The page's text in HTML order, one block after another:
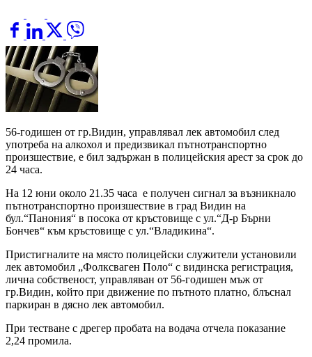
56-годишен от гр.Видин, управлявал лек автомобил след
употреба на алкохол и предизвикал пътнотранспортно
произшествие, е бил задържан в полицейския арест за срок до
24 часа.
На 12 юни около 21.35 часа е получен сигнал за възникнало
пътнотранспортно произшествие в град Видин на
бул.“Панония“ в посока от кръстовище с ул.“Д-р Бърни
Бончев“ към кръстовище с ул.“Владикина“.
Пристигналите на място полицейски служители установили
лек автомобил „Фолксваген Поло“ с видинска регистрация,
лична собственост, управляван от 56-годишен мъж от
гр.Видин, който при движение по пътното платно, блъснал
паркиран в дясно лек автомобил.
При тестване с дрегер пробата на водача отчела показание
2,24 промила.